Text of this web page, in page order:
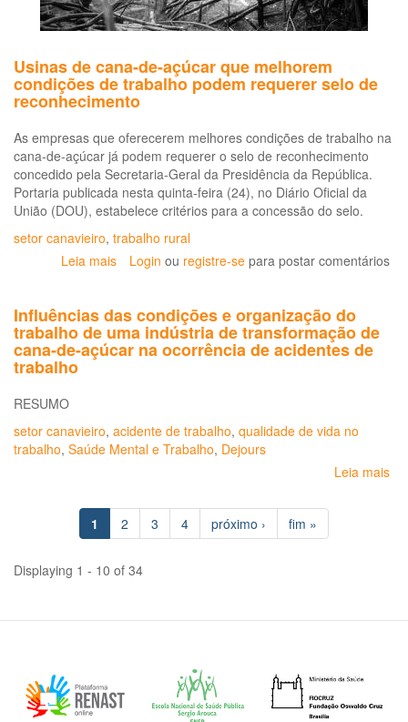
Usinas de cana-de-açúcar que melhorem
condições de trabalho podem requerer selo de
reconhecimento
As empresas que oferecerem melhores condições de trabalho na
cana-de-açúcar já podem requerer o selo de reconhecimento
concedido pela Secretaria-Geral da Presidência da República.
Portaria publicada nesta quinta-feira (24), no Diário Oficial da
União (DOU), estabelece critérios para a concessão do selo.
setor canavieiro, trabalho rural
Leia mais sobre
cana-
de-
açúcar
de
trabalho
de
reconhecimento
Login ou registre-se para postar comentários
Influências das condições e organização do
trabalho de uma indústria de transformação de
cana-de-açúcar na ocorrência de acidentes de
trabalho
RESUMO
setor canavieiro, acidente de trabalho, qualidade de vida no
trabalho, Saúde Mental e Trabalho, Dejours
Leia mais
de
1 2 3 4 próximo › fim »
Displaying 1 - 10 of 34